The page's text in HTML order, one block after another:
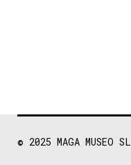
© 2025 MAGA MUSEO SL